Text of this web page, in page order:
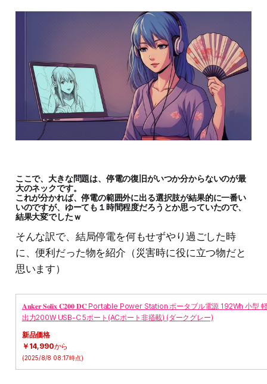
ここで、大きな問題は、停電の復旧がいつか分からないのが最
大のネックです。
これが分かれば、停電の範囲外に出る選択肢が結果的に一番い
いのですが、ゆーても１時間程度だろうとか思っていたので、
結果大変でしたｗ
そんな訳で、結局停電を何もせずやり過ごした時
に、便利だった物を紹介（災害時に役に立つ物だと
思います）
𝐀𝐧𝐤𝐞𝐫 𝐒𝐨𝐥𝐢𝐱 𝐂𝟐𝟎𝟎 𝐃𝐂 Portable Power Station ポータブル電源 192Wh 小型
出力200W USB-C 5ポート(ACポート非搭載) (ダークグレー)
新品価格
￥14,990から
(2025/8/8 08:17時点)